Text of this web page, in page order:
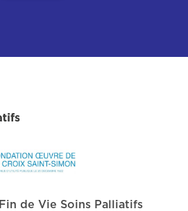
de Vie Soins Palliatifs